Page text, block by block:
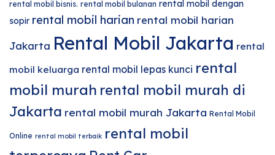
rental mobil bisnis. rental mobil bulanan rental mobil dengan
sopir rental mobil harian rental mobil harian
Jakarta Rental Mobil Jakarta rental
mobil keluarga rental mobil lepas kunci rental
mobil murah rental mobil murah di
Jakarta rental mobil murah Jakarta Rental Mobil
Online rental mobil terbaik rental mobil